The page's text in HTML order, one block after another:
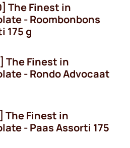
The Finest in
- Roombonbons
175 g
The Finest in
- Rondo Advocaat
The Finest in
- Paas Assorti 175